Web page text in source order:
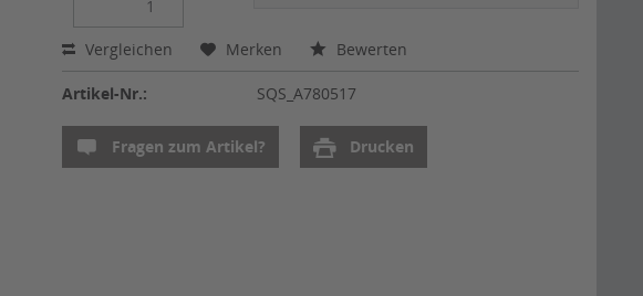
Vergleichen Merken Bewerten
Artikel-Nr.: SQS_A780517
Fragen zum Artikel? Drucken